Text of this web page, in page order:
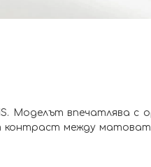
Моделът впечатлява
между